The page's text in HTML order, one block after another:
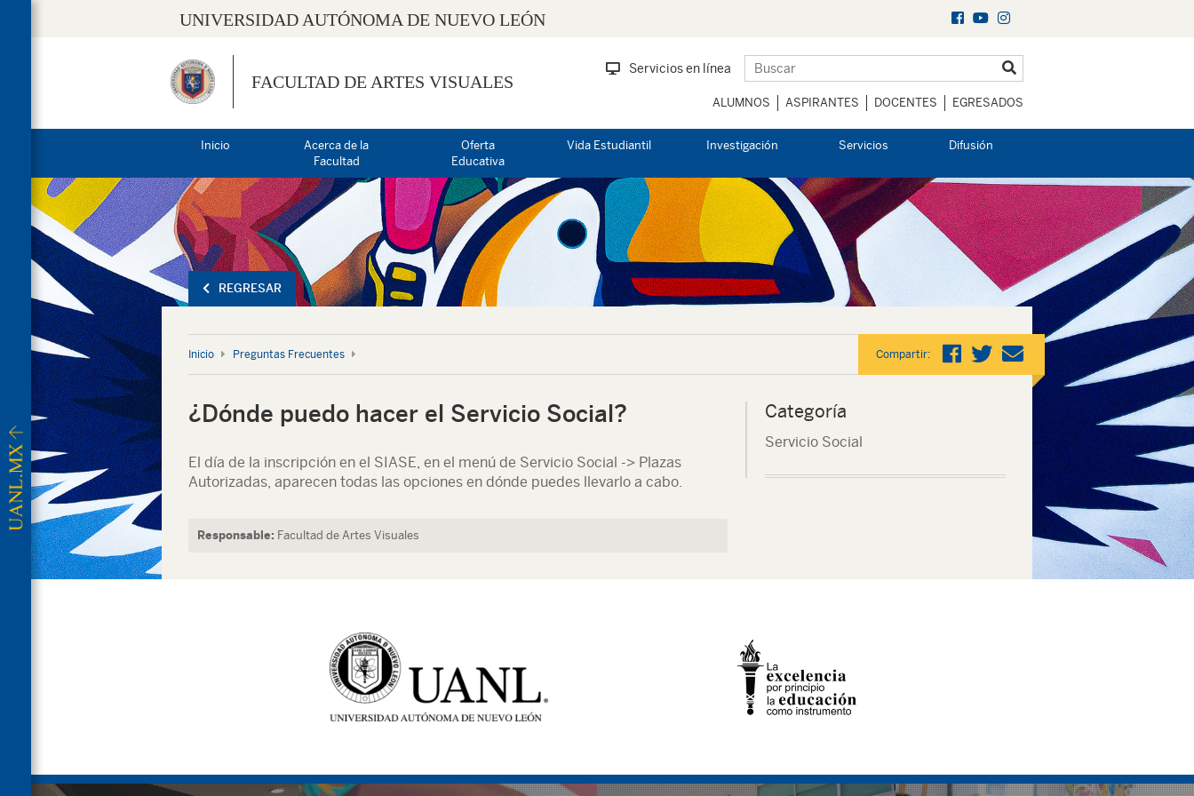
UNIVERSIDAD AUTÓNOMA DE NUEVO LEÓN
FACULTAD DE ARTES VISUALES
Servicios en línea
ALUMNOS ASPIRANTES DOCENTES EGRESADOS
Inicio
Acerca de la
Facultad
Oferta
Educativa
Vida Estudiantil Investigación Servicios Difusión
REGRESAR
Inicio Preguntas Frecuentes Compartir:
¿Dónde puedo hacer el Servicio Social?
El día de la inscripción en el SIASE, en el menú de Servicio Social -> Plazas
Autorizadas, aparecen todas las opciones en dónde puedes llevarlo a cabo.
Responsable: Facultad de Artes Visuales
Categoría
Servicio Social